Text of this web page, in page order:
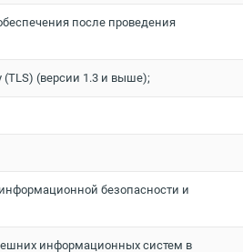
после проведения
(версии 1.3 и выше);
безопасности и
информационных систем в